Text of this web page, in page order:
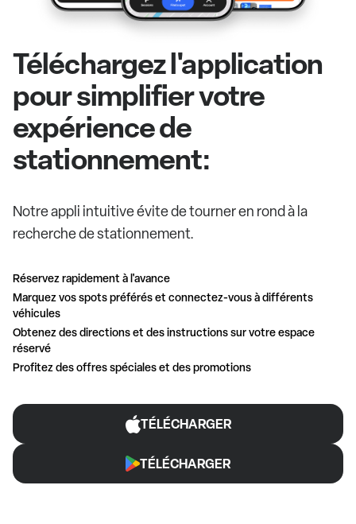
Téléchargez l'application
pour simplifier votre
expérience de
stationnement:
Notre appli intuitive évite de tourner en rond à la
recherche de stationnement.
Réservez rapidement à l'avance
Marquez vos spots préférés et connectez-vous à différents
véhicules
Obtenez des directions et des instructions sur votre espace
réservé
Profitez des offres spéciales et des promotions
TÉLÉCHARGER
TÉLÉCHARGER